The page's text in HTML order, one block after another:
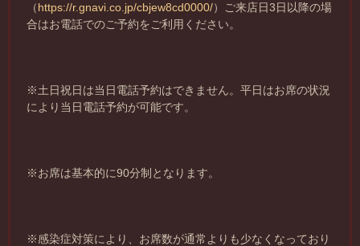
（https://r.gnavi.co.jp/cbjew8cd0000/）ご来店日3日以降の場
合はお電話でのご予約をご利用ください。
※土日祝日は当日電話予約はできません。平日はお席の状況
により当日電話予約が可能です。
※お席は基本的に90分制となります。
※感染症対策により、お席数が通常よりも少なくなっており